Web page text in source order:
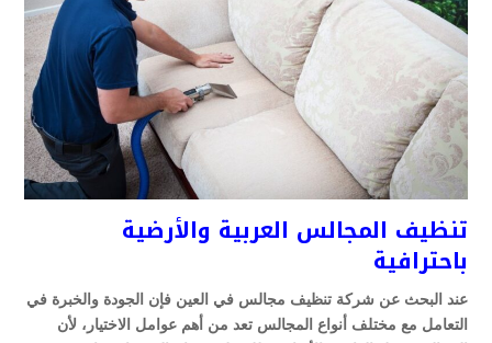
تنظيف المجالس العربية والأرضية
باحترافية
عند البحث عن شركة تنظيف مجالس في العين فإن الجودة والخبرة في
التعامل مع مختلف أنواع المجالس تعد من أهم عوامل الاختيار، لأن